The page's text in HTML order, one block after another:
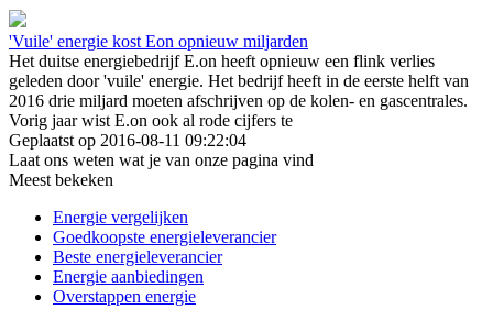
'Vuile' energie kost Eon opnieuw miljarden
Het duitse energiebedrijf E.on heeft opnieuw een flink verlies
geleden door 'vuile' energie. Het bedrijf heeft in de eerste helft van
2016 drie miljard moeten afschrijven op de kolen- en gascentrales.
Vorig jaar wist E.on ook al rode cijfers te
Geplaatst op 2016-08-11 09:22:04
Laat ons weten wat je van onze pagina vind
Meest bekeken
Energie vergelijken
Goedkoopste energieleverancier
Beste energieleverancier
Energie aanbiedingen
Overstappen energie